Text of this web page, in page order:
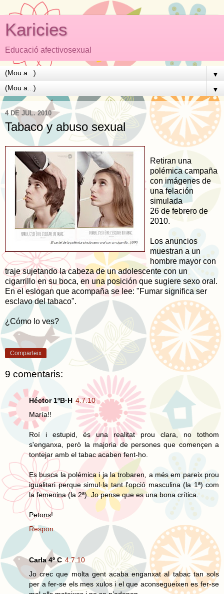
Karicies
Educació afectivosexual
▼
▼
4 DE JUL. 2010
Tabaco y abuso sexual
Retiran una
polémica campaña
con imágenes de
una felación
simulada
26 de febrero de
2010.
Los anuncios
muestran a un
hombre mayor con
traje sujetando la cabeza de un adolescente con un
cigarrillo en su boca, en una posición que sugiere sexo oral.
En el eslogan que acompaña se lee: "Fumar significa ser
esclavo del tabaco".
¿Cómo lo ves?
Comparteix
9 comentaris:
Héctor 1ºB·H 4.7.10
María!!
Roí i estupid, és una realitat prou clara, no tothom
s'enganxa, però la majoria de persones que començen a
tontejar amb el tabac acaben fent-ho.
Es busca la polémica i ja la trobaren, a més em pareix prou
igualitari perque simul·la tant l'opció masculina (la 1ª) com
la femenina (la 2ª). Jo pense que es una bona crítica.
Petons!
Respon
Carla 4º C 4.7.10
Jo crec que molta gent acaba enganxat al tabac tan sols
per a fer-se els mes xulos i el que aconsegueixen es fer-se